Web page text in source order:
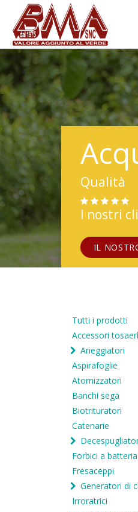
Qualità
I nostri
IL
Tutti i prodotti
Accessori
Arieggiatori
Aspirafoglie
Atomizzatori
Banchi sega
Biotrituratori
Catenarie
Forbici a batteria
Fresaceppi
Generatori di
Irroratrici